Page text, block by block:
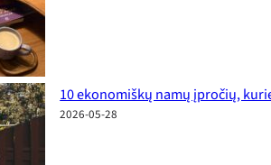
10 ekonomiškų namų įpročių,
2026-05-28